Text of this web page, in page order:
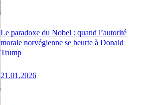
Le paradoxe du Nobel : quand l’autorité
morale norvégienne se heurte à Donald
Trump
21.01.2026